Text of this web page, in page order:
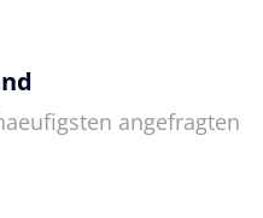
angefragten